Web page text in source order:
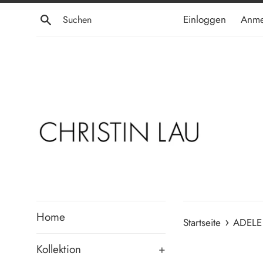
Direkt
Suchen Einloggen
Home
Kollektion +
Startseite ›